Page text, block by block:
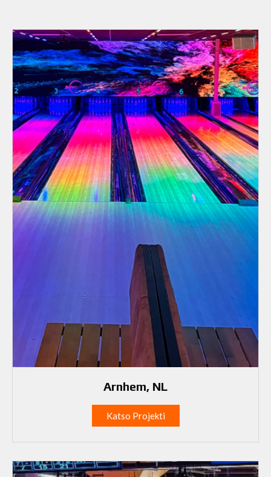
Arnhem, NL
Katso Projekti